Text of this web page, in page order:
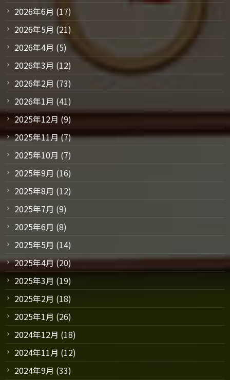
2026年6月 (17)
2026年5月 (21)
2026年4月 (5)
2026年3月 (12)
2026年2月 (73)
2026年1月 (41)
2025年12月 (9)
2025年11月(7)
2025年10月 (7)
2025年9月 (16)
2025年8月 (12)
2025年7月 (9)
2025年6月 (8)
2025年5月 (14)
2025年4月(20)
2025年3月 (19)
2025年2月 (18)
2025年1月 (26)
2024年12月 (18)
2024年11月 (12)
2024年9月 (33)